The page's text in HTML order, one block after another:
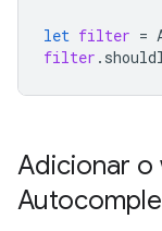
let filter =
filter .
Adicionar o